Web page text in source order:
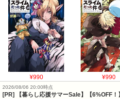
¥990 ¥990
2026/08/06 20:00時点
[PR] 【暮らし応援サマーSale】【6%OFF